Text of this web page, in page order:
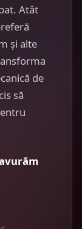
Atât
și alte
de
să